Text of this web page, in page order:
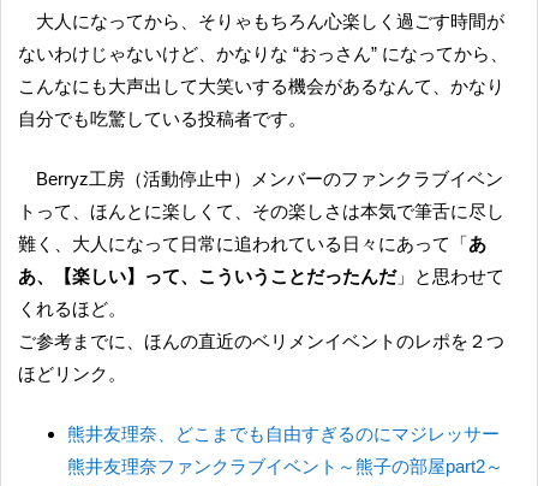
大人になってから、そりゃもちろん心楽しく過ごす時間が
ないわけじゃないけど、かなりな “おっさん” になってから、
こんなにも大声出して大笑いする機会があるなんて、かなり
自分でも吃驚している投稿者です。
Berryz工房（活動停止中）メンバーのファンクラブイベン
トって、ほんとに楽しくて、その楽しさは本気で筆舌に尽し
難く、大人になって日常に追われている日々にあって「あ
あ、【楽しい】って、こういうことだったんだ」と思わせて
くれるほど。
ご参考までに、ほんの直近のベリメンイベントのレポを２つ
ほどリンク。
熊井友理奈、どこまでも自由すぎるのにマジレッサー
熊井友理奈ファンクラブイベント～熊子の部屋part2～